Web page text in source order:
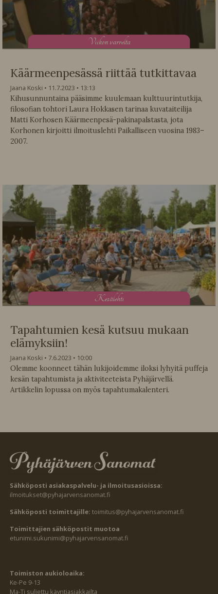
Viikon varrelta
Käärmeenpesässä riittää tutkittavaa
Jaana Koski 11.7.2023
13:13
Kihusunnuntaina pääsimme kuulemaan kulttuurintutkija,
filosofian tohtori Laura Hokkasen tarinaa kuvataiteilija
Matti Korhosen Käärmeenpesä-pakinapalstasta, jota
Korhonen kirjoitti ilmoituslehti Paikalliseen vuosina 1983–
2007.
Kesälehti
Tapahtumien kesä kutsuu mukaan
elämyksiin!
Jaana Koski 7.6.2023
10:00
Olemme koonneet tähän lukijoidemme iloksi lyhyitä puffeja
kesän tapahtumista ja aktiviteeteista Pyhäjärvellä.
Artikkelin lopussa on myös tapahtumakalenteri.
Sähköposti asiakaspalvelu- ja ilmoitusasioissa:
ilmoitukset@pyhajarvensanomat.fi
Sähköposti toimittajille: toimitus@pyhajarvensanomat.fi
Toimittajien sähköpostit muotoa
etunimi.sukunimi@pyhajarvensanomat.fi
Toimiston aukioloaika:
Ke-Pe 9-13
Ma-Ti suljettu käyntiasiakkailta